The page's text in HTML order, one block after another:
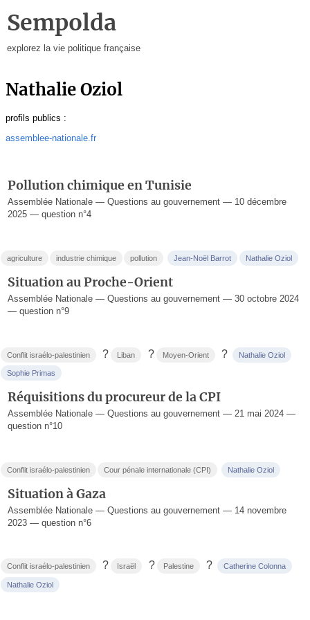
Sempolda
explorez la vie politique française
Nathalie Oziol
profils publics :
assemblee-nationale.fr
Pollution chimique en Tunisie
Assemblée Nationale — Questions au gouvernement — 10 décembre
2025 — question n°4
agriculture industrie chimique pollution Jean-Noël Barrot Nathalie Oziol
Situation au Proche-Orient
Assemblée Nationale — Questions au gouvernement — 30 octobre 2024
— question n°9
Conflit israélo-palestinien ? Liban ? Moyen-Orient ? Nathalie Oziol
Sophie Primas
Réquisitions du procureur de la CPI
Assemblée Nationale — Questions au gouvernement — 21 mai 2024 —
question n°10
Conflit israélo-palestinien Cour pénale internationale (CPI) Nathalie Oziol
Situation à Gaza
Assemblée Nationale — Questions au gouvernement — 14 novembre
2023 — question n°6
Conflit israélo-palestinien ? Israël ? Palestine ? Catherine Colonna
Nathalie Oziol